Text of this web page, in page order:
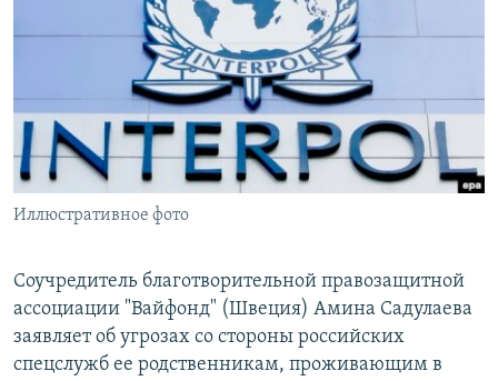
РАСПИСАНИЕ ВЕЩАНИЯ
ПОДПИШИТЕСЬ НА РАССЫЛКУ
СОЦИАЛЬНЫЕ СЕТИ
Все сайты РСЕ/РС
Иллюстративное фото
Соучредитель благотворительной правозащитной
ассоциации "Вайфонд" (Швеция) Амина Садулаева
заявляет об угрозах со стороны российских
спецслужб ее родственникам, проживающим в